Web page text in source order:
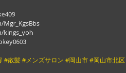
kings_yoh
#散髪#メンズサロン #岡山市#岡山市北区